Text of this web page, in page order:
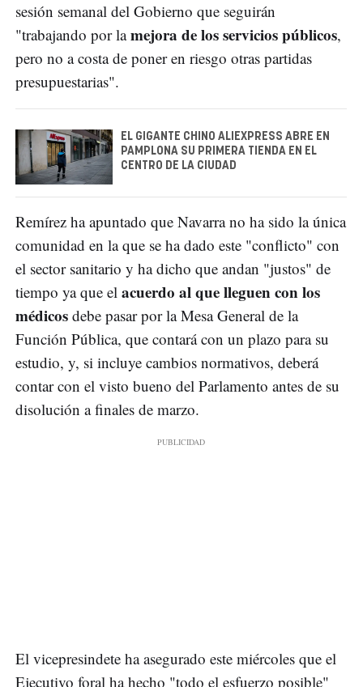
sesión semanal del Gobierno que seguirán
"trabajando por lamejora de los servicios públicos,
pero no a costa de poner en riesgo otras partidas
presupuestarias".
EL GIGANTE CHINO ALIEXPRESS ABRE EN
PAMPLONA SU PRIMERA TIENDA EN EL
CENTRO DE LA CIUDAD
Remírez ha apuntado que Navarra no ha sido la única
comunidad en la que se ha dado este "conflicto" con
el sector sanitario y ha dicho que andan "justos" de
tiempo ya que el acuerdo al que lleguen con los
médicos debe pasar por la Mesa General de la
Función Pública, que contará con un plazo para su
estudio, y, si incluye cambios normativos, deberá
contar con el visto bueno del Parlamento antes de su
disolución a finales de marzo.
El vicepresindete ha asegurado este miércoles que el
Ejecutivo foral ha hecho "todo el esfuerzo posible"